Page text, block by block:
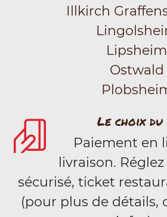
Illkirch
Lipsheim
Ostwald
Le choix du
Paiement en
livraison.
sécurisé, ticket
(pour plus de détails,